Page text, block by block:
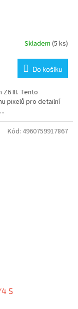
Skladem (5 ks)
Do košíku
III. Tento
pixelů pro detailní
S
Kód: 4960759917867